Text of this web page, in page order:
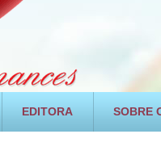
EDITORA SOBRE